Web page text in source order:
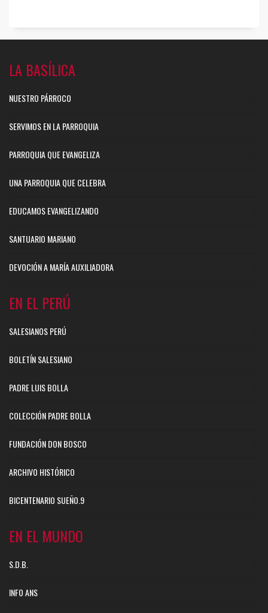
LA BASÍLICA
NUESTRO PÁRROCO
SERVIMOS EN LA PARROQUIA
PARROQUIA QUE EVANGELIZA
UNA PARROQUIA QUE CELEBRA
EDUCAMOS EVANGELIZANDO
SANTUARIO MARIANO
DEVOCIÓN A MARÍA AUXILIADORA
EN EL PERÚ
SALESIANOS PERÚ
BOLETÍN SALESIANO
PADRE LUIS BOLLA
COLECCIÓN PADRE BOLLA
FUNDACIÓN DON BOSCO
ARCHIVO HISTÓRICO
BICENTENARIO SUEÑO.9
EN EL MUNDO
S.D.B.
INFO ANS